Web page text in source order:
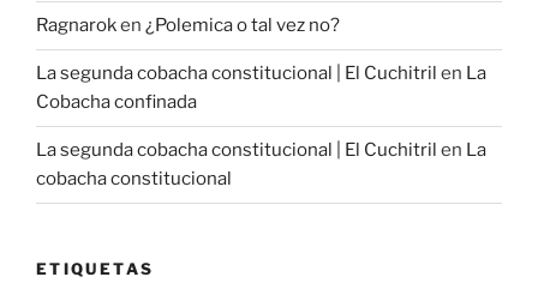
Ragnaroken ¿Polemica o tal vez no?
La segunda cobacha constitucional | El Cuchitril en La
Cobacha confinada
La segunda cobacha constitucional | El Cuchitril en La
cobacha constitucional
ETIQUETAS